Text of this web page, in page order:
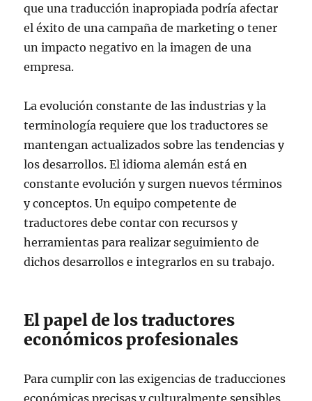
que una traducción inapropiada podría afectar
el éxito de una campaña de marketing o tener
un impacto negativo en la imagen de una
empresa.
La evolución constante de las industrias y la
terminología requiere que los traductores se
mantengan actualizados sobre las tendencias y
los desarrollos. El idioma alemán está en
constante evolución y surgen nuevos términos
y conceptos. Un equipo competente de
traductores debe contar con recursos y
herramientas para realizar seguimiento de
dichos desarrollos e integrarlos en su trabajo.
El papel de los traductores
económicos profesionales
Para cumplir con las exigencias de traducciones
económicas precisas y culturalmente sensibles,